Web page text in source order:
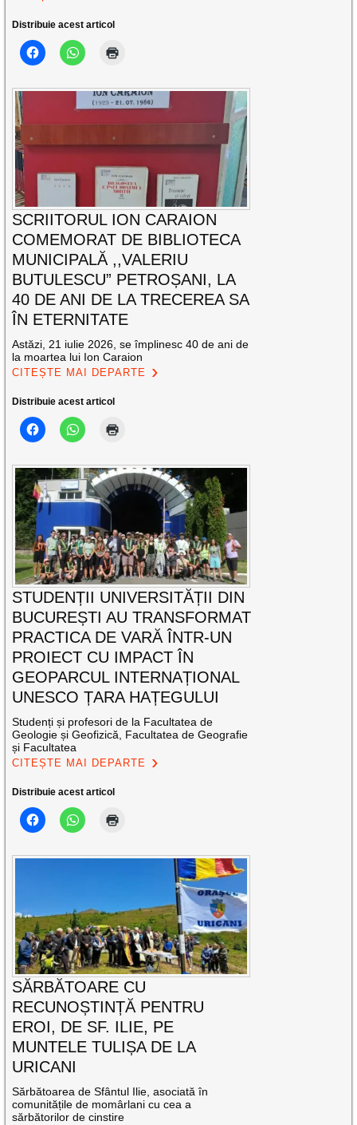
Distribuie acest articol
SCRIITORUL ION CARAION
COMEMORAT DE BIBLIOTECA
MUNICIPALĂ ,,VALERIU
BUTULESCU” PETROȘANI, LA
40 DE ANI DE LA TRECEREA SA
ÎN ETERNITATE
Astăzi, 21 iulie 2026, se împlinesc 40 de ani de
la moartea lui Ion Caraion
CITEȘTE MAI DEPARTE
Distribuie acest articol
STUDENȚII UNIVERSITĂȚII DIN
BUCUREȘTI AU TRANSFORMAT
PRACTICA DE VARĂ ÎNTR-UN
PROIECT CU IMPACT ÎN
GEOPARCUL INTERNAȚIONAL
UNESCO ȚARA HAȚEGULUI
Studenți și profesori de la Facultatea de
Geologie și Geofizică, Facultatea de Geografie
și Facultatea
CITEȘTE MAI DEPARTE
Distribuie acest articol
SĂRBĂTOARE CU
RECUNOȘTINȚĂ PENTRU
EROI, DE SF. ILIE, PE
MUNTELE TULIȘA DE LA
URICANI
Sărbătoarea de Sfântul Ilie, asociată în
comunitățile de momârlani cu cea a
sărbătorilor de cinstire